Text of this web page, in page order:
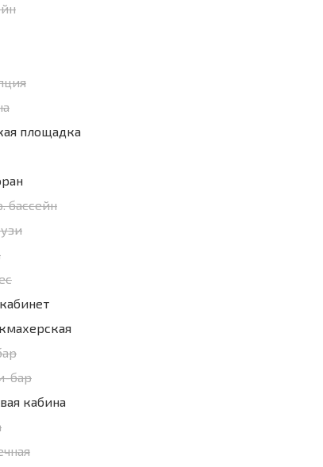
площадка
бассейн
бар
кабина